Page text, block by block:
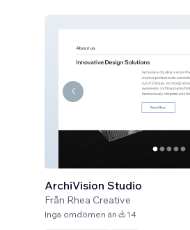
ArchiVision Studio
Från Rhea Creative
Inga omdömen än 14